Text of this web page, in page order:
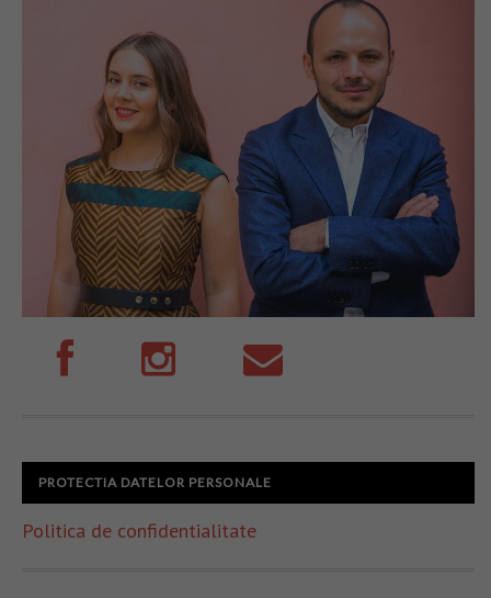
PROTECTIA DATELOR PERSONALE
Politica de confidentialitate